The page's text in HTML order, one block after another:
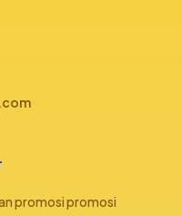
promosi promosi